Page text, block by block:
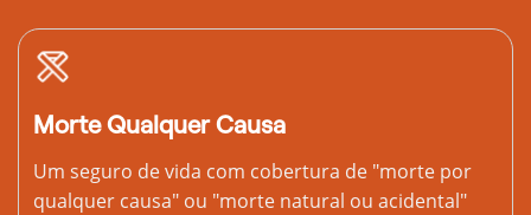
Morte Qualquer Causa
Um seguro de vida com cobertura de "morte por
qualquer causa" ou "morte natural ou acidental"